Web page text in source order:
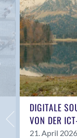
Anwil
Appenzell
Au SG
Baar
Baden
Balsthal
Balzers
Basel
Bassersdorf
Belp
DIGITALE
VON DER
21. April